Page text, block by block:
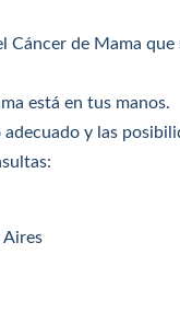
Cáncer de Mama
está en tus manos.
y las
Aires